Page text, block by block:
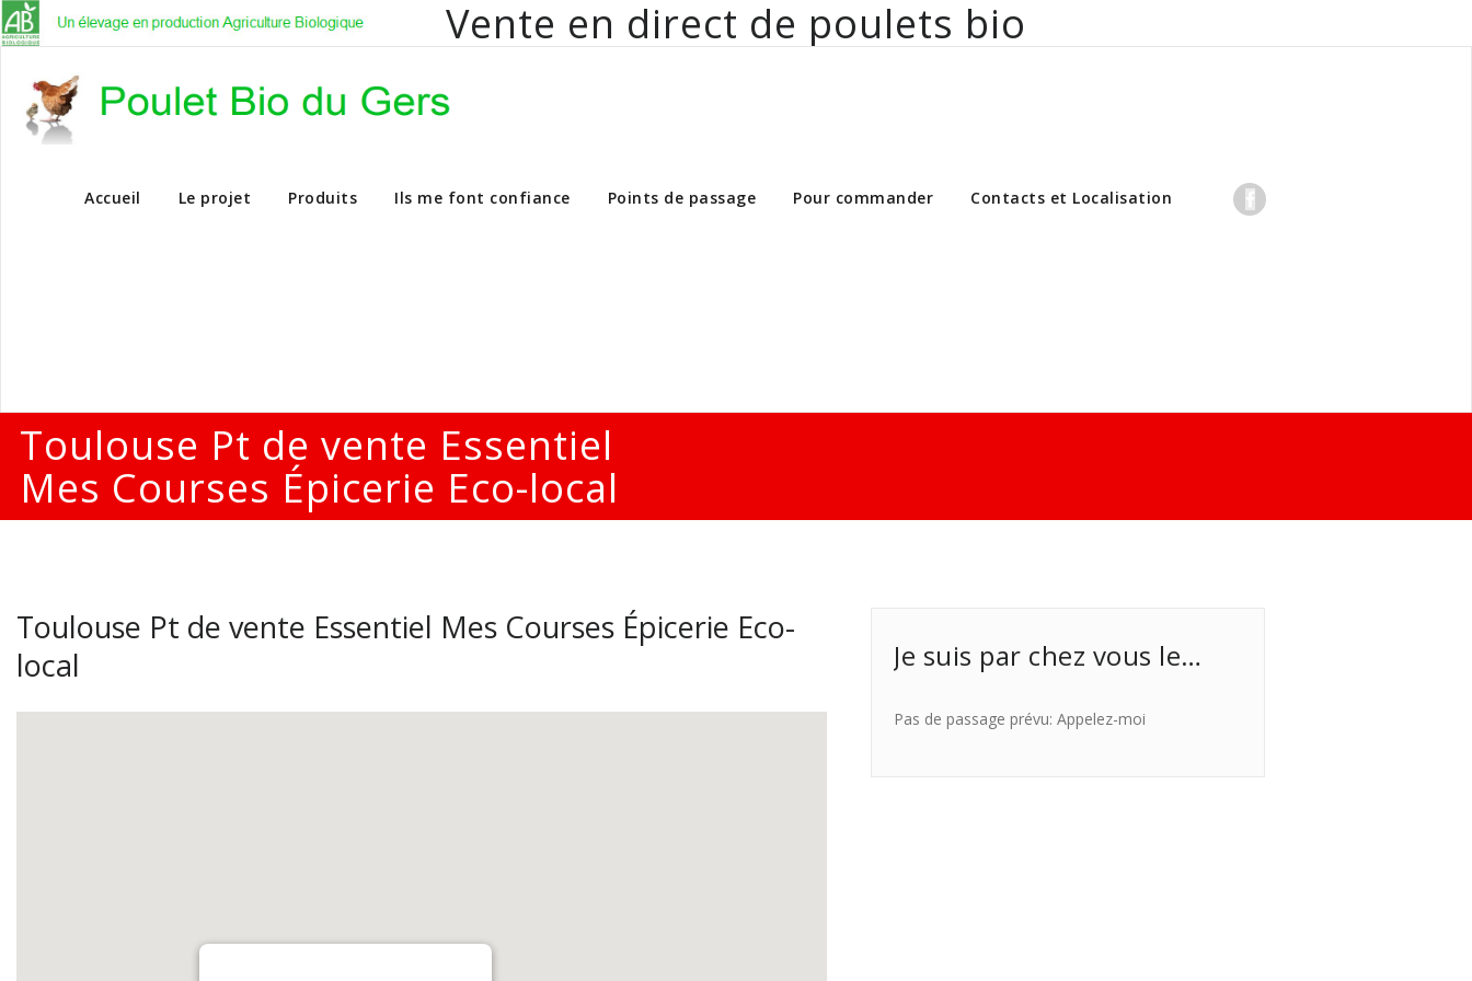
Vente en direct de poulets bio
Vente en direct de poulets bio aux particuliers et professionnels
Accueil Le projet Produits Ils me font confiance Points de passage Pour commander Contacts et Localisation
Toulouse Pt de vente Essentiel
Mes Courses Épicerie Eco-local
Toulouse Pt de vente Essentiel Mes Courses Épicerie Eco-
local
Je suis par chez vous le…
Pas de passage prévu: Appelez-moi